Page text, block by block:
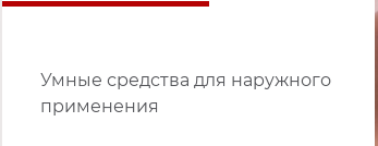
Умные средства для наружного
применения